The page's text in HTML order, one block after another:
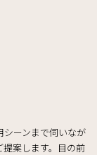
ーンまで伺いなが
案します。目の前